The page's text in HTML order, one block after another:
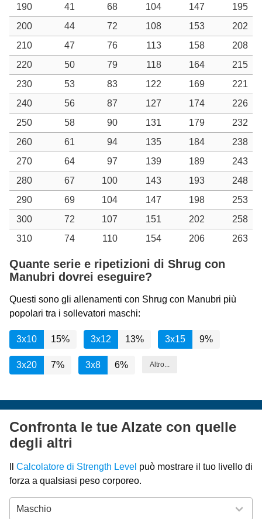
190
41 68 104 147
195
200
44 72 108 153
202
210
47 76 113 158
208
220
50 79 118 164
215
230
53 83 122 169
221
240
56 87 127 174
226
250
58 90 131 179
232
260
61 94 135 184
238
270
64 97 139 189
243
280
67 100 143 193
248
290
69 104 147 198
253
300
72 107 151 202
258
310
74 110 154 206 263
Quante serie e ripetizioni di Shrug con
Manubri dovrei eseguire?
Questi sono gli allenamenti con Shrug con Manubri più
popolari tra i sollevatori maschi:
3x10 15% 3x12 13% 3x15 9%
3x20 7% 3x8 6% Altro...
Confronta le tue Alzate con quelle
degli altri
Calcolatore di Strength Level può mostrare il tuo livello di
forza a qualsiasi peso corporeo.